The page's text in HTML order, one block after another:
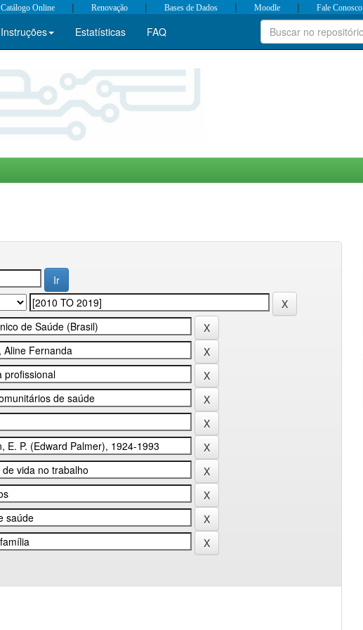
Catálogo Online | Renovação | Bases de Dados | Moodle | Fale Conosco
Instruções Estatísticas FAQ